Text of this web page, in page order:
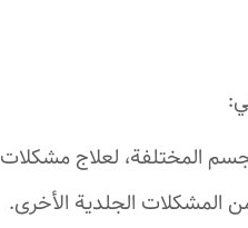
المختلفة، لعلاج مشكلات
المشكلات الجلدية الأخرى.